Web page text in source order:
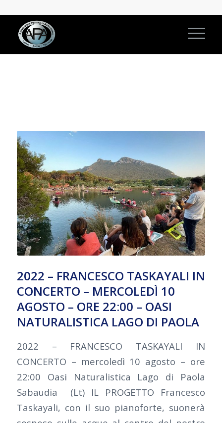
2022 – FRANCESCO TASKAYALI IN
CONCERTO – MERCOLEDÌ 10
AGOSTO – ORE 22:00 – OASI
NATURALISTICA LAGO DI PAOLA
2022 – FRANCESCO TASKAYALI IN
CONCERTO – mercoledì 10 agosto – ore
22:00 Oasi Naturalistica Lago di Paola
Sabaudia (Lt) IL PROGETTO Francesco
Taskayali, con il suo pianoforte, suonerà